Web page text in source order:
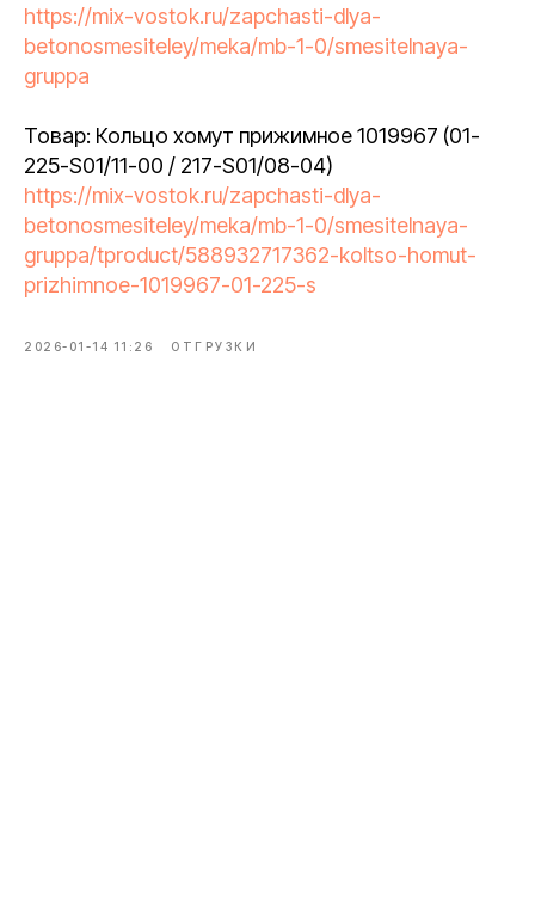
https://mix-vostok.ru/zapchasti-dlya-
betonosmesiteley/meka/mb-1-0/smesitelnaya-
gruppa
Товар: Кольцо хомут прижимное 1019967 (01-
225-S01/11-00 / 217-S01/08-04)
https://mix-vostok.ru/zapchasti-dlya-
betonosmesiteley/meka/mb-1-0/smesitelnaya-
gruppa/tproduct/588932717362-koltso-homut-
prizhimnoe-1019967-01-225-s
2026-01-14 11:26 ОТГРУЗКИ